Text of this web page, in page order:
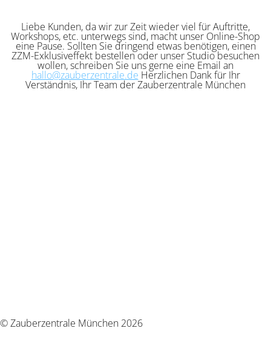
Liebe Kunden, da wir zur Zeit wieder viel für Auftritte,
Workshops, etc. unterwegs sind, macht unser Online-Shop
eine Pause. Sollten Sie dringend etwas benötigen, einen
ZZM-Exklusiveffekt bestellen oder unser Studio besuchen
wollen, schreiben Sie uns gerne eine Email an
hallo@zauberzentrale.de Herzlichen Dank für Ihr
Verständnis, Ihr Team der Zauberzentrale München
© Zauberzentrale München 2026